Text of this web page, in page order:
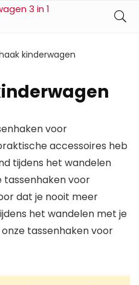
kinderwagen
voor
accessoires heb
tijdens het wandelen
tassenhaken voor
dat je nooit meer
het wandelen met je
tassenhaken voor